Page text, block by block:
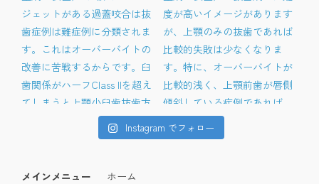
Instagram でフォロー
メインメニュー
ホーム